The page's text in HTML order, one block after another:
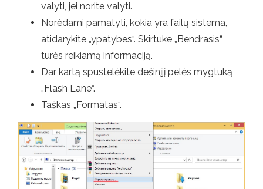
valyti, jei norite valyti.
Norėdami pamatyti, kokia yra failų sistema,
atidarykite „ypatybes“. Skirtuke „Bendrasis“
turės reikiamą informaciją.
Dar kartą spustelėkite dešinįjį pelės mygtuką
„Flash Lane“.
Taškas „Formatas“.